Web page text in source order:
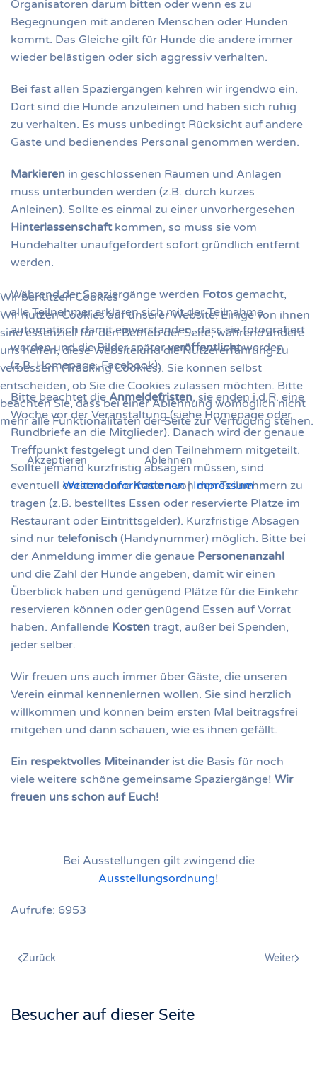
Organisatoren darum bitten oder wenn es zu
Begegnungen mit anderen Menschen oder Hunden
kommt. Das Gleiche gilt für Hunde die andere immer
wieder belästigen oder sich aggressiv verhalten.
Bei fast allen Spaziergängen kehren wir irgendwo ein.
Dort sind die Hunde anzuleinen und haben sich ruhig
zu verhalten. Es muss unbedingt Rücksicht auf andere
Gäste und bedienendes Personal genommen werden.
Markieren in geschlossenen Räumen und Anlagen
muss unterbunden werden (z.B. durch kurzes
Anleinen). Sollte es einmal zu einer unvorhergesehen
Hinterlassenschaftkommen, so muss sie vom
Hundehalter unaufgefordert sofort gründlich entfernt
werden.
Während der Spaziergänge werden Fotos gemacht,
alle Teilnehmer erklären sich mit der Teilnahme
automatisch damit einverstanden, dass sie fotografiert
werden und die Bilder späterveröffentlichtwerden
(z.B. Homepage, Facebook).
Bitte beachtet die Anmeldefristen, sie enden i.d.R. eine
Woche vor der Veranstaltung (siehe Homepage oder
Rundbriefe an die Mitglieder). Danach wird der genaue
Treffpunkt festgelegt und den Teilnehmern mitgeteilt.
Sollte jemand kurzfristig absagen müssen, sind
eventuell entstandeneKostenvon den Teilnehmern zu
tragen (z.B. bestelltes Essen oder reservierte Plätze im
Restaurant oder Eintrittsgelder). Kurzfristige Absagen
sind nur telefonisch (Handynummer) möglich. Bitte bei
der Anmeldung immer die genaue Personenanzahl
und die Zahl der Hunde angeben, damit wir einen
Überblick haben und genügend Plätze für die Einkehr
reservieren können oder genügend Essen auf Vorrat
haben. Anfallende Kosten trägt, außer bei Spenden,
jeder selber.
Wir freuen uns auch immer über Gäste, die unseren
Verein einmal kennenlernen wollen. Sie sind herzlich
willkommen und können beim ersten Mal beitragsfrei
mitgehen und dann schauen, wie es ihnen gefällt.
Ein respektvolles Miteinanderist die Basis für noch
viele weitere schöne gemeinsame Spaziergänge! Wir
freuen uns schon auf Euch!
Bei Ausstellungen gilt zwingend die
Ausstellungsordnung!
Aufrufe: 6953
Zurück Weiter
Besucher auf dieser Seite
Wir benutzen Cookies
Wir nutzen Cookies auf unserer Website. Einige von ihnen
sind essenziell für den Betrieb der Seite, während andere
uns helfen, diese Website und die Nutzererfahrung zu
verbessern (Tracking Cookies). Sie können selbst
entscheiden, ob Sie die Cookies zulassen möchten. Bitte
beachten Sie, dass bei einer Ablehnung womöglich nicht
mehr alle Funktionalitäten der Seite zur Verfügung stehen.
Akzeptieren Ablehnen
Weitere Informationen|Impressum